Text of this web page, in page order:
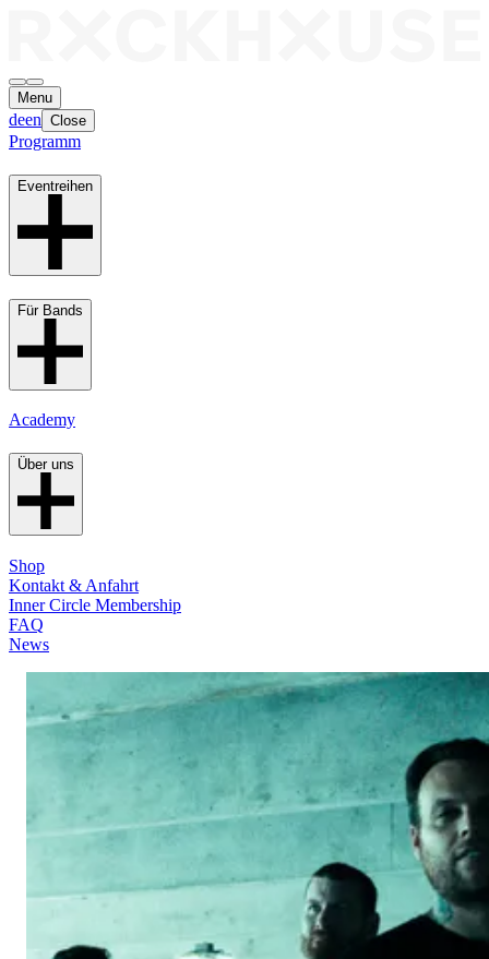
Menu
deen Close
Programm
Eventreihen
Für Bands
Academy
Über uns
Shop
Kontakt & Anfahrt
Inner Circle Membership
FAQ
News